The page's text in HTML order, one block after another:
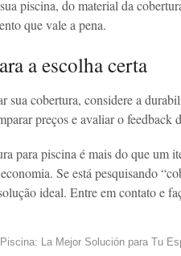
piscina, do material da
que vale a pena.
a escolha certa
sua cobertura, considere a
preços e avaliar o feedback
para piscina é mais do que um
Se está pesquisando
ideal. Entre em contato e
La Mejor Solución para Tu